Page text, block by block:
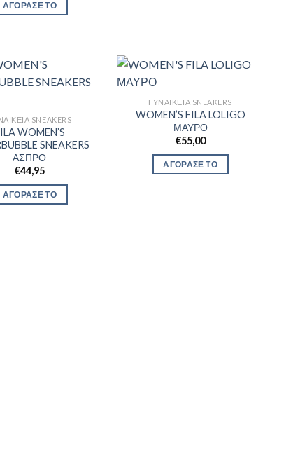
ΑΓΟΡΑΣΕ ΤΟ
SNEAKERS
WOMEN’S
SNEAKERS
ΑΣΠΡΟ
€44,95
ΑΓΟΡΑΣΕ ΤΟ
ΓΥΝΑΙΚΕΊΑ SNEAKERS
WOMEN’S FILA LOLIGO
ΜΑΥΡΟ
€55,00
ΑΓΟΡΑΣΕ ΤΟ